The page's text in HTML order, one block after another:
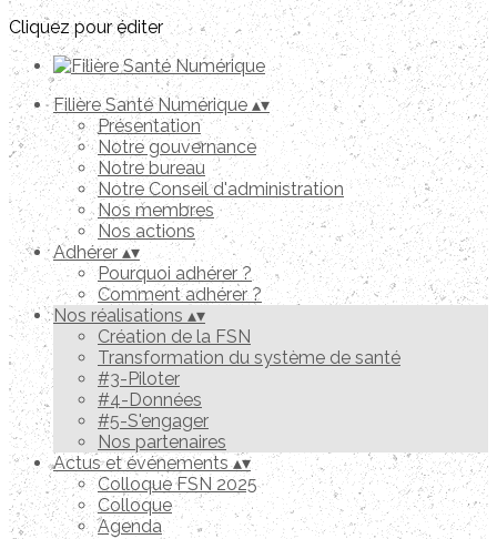
Cliquez pour éditer
Filière Santé Numérique ▴▾
Présentation
Notre gouvernance
Notre bureau
Notre Conseil d'administration
Nos membres
Nos actions
Adhérer ▴▾
Pourquoi adhérer ?
Comment adhérer ?
Nos réalisations ▴▾
Création de la FSN
Transformation du système de santé
#3-Piloter
#4-Données
#5-S'engager
Nos partenaires
Actus et événements▴▾
Colloque FSN 2025
Colloque
Agenda